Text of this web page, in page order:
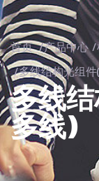
首页 /产品中心 /
/多线结构光组
多线
多线)